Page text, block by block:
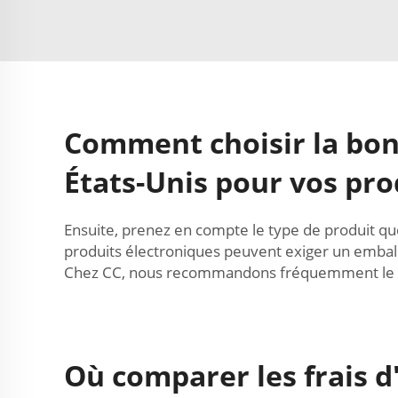
Comment choisir la
États-Unis pour vos
Ensuite, prenez en compte le type de produit
produits électroniques peuvent exiger un
Chez CC, nous recommandons fréquemment
Où comparer les frais